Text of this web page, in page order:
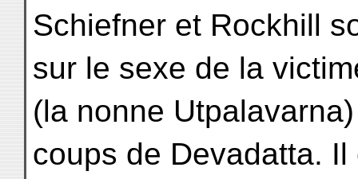
Schiefner et Rockhill
sur le sexe de la
(la nonne
coups de Devadatta. Il